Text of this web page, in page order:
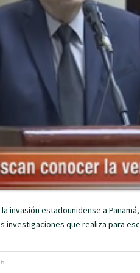
invasión estadounidense a
investigaciones que realiza para